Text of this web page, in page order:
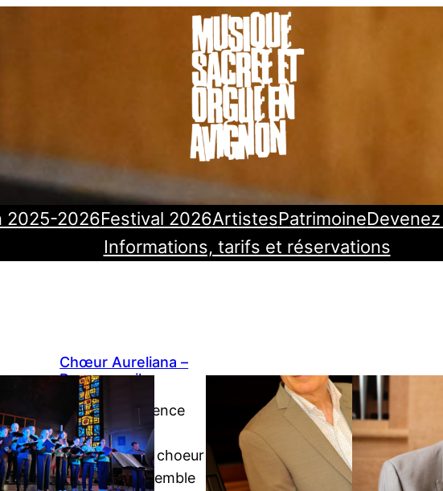
2025-2026Festival 2026ArtistesPatrimoine
Informations, tarifs et réservations
Chœur Aureliana –
Beaurecueil
Direction Florence
Blanc Basé à
Beaurecueil le choeur
Aureliana rassemble